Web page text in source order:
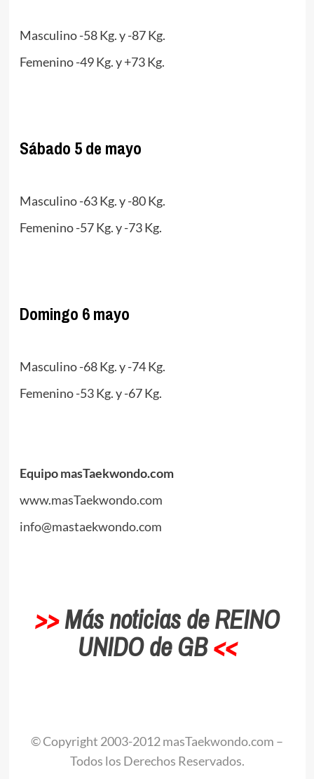
Masculino -58 Kg. y -87 Kg.
Femenino -49 Kg. y +73 Kg.
Sábado 5 de mayo
Masculino -63 Kg. y -80 Kg.
Femenino -57 Kg. y -73 Kg.
Domingo 6 mayo
Masculino -68 Kg. y -74 Kg.
Femenino -53 Kg. y -67 Kg.
Equipo masTaekwondo.com
www.masTaekwondo.com
info@mastaekwondo.com
>>Más noticias de REINO
UNIDO de GB<<
© Copyright 2003-2012 masTaekwondo.com –
Todos los Derechos Reservados.